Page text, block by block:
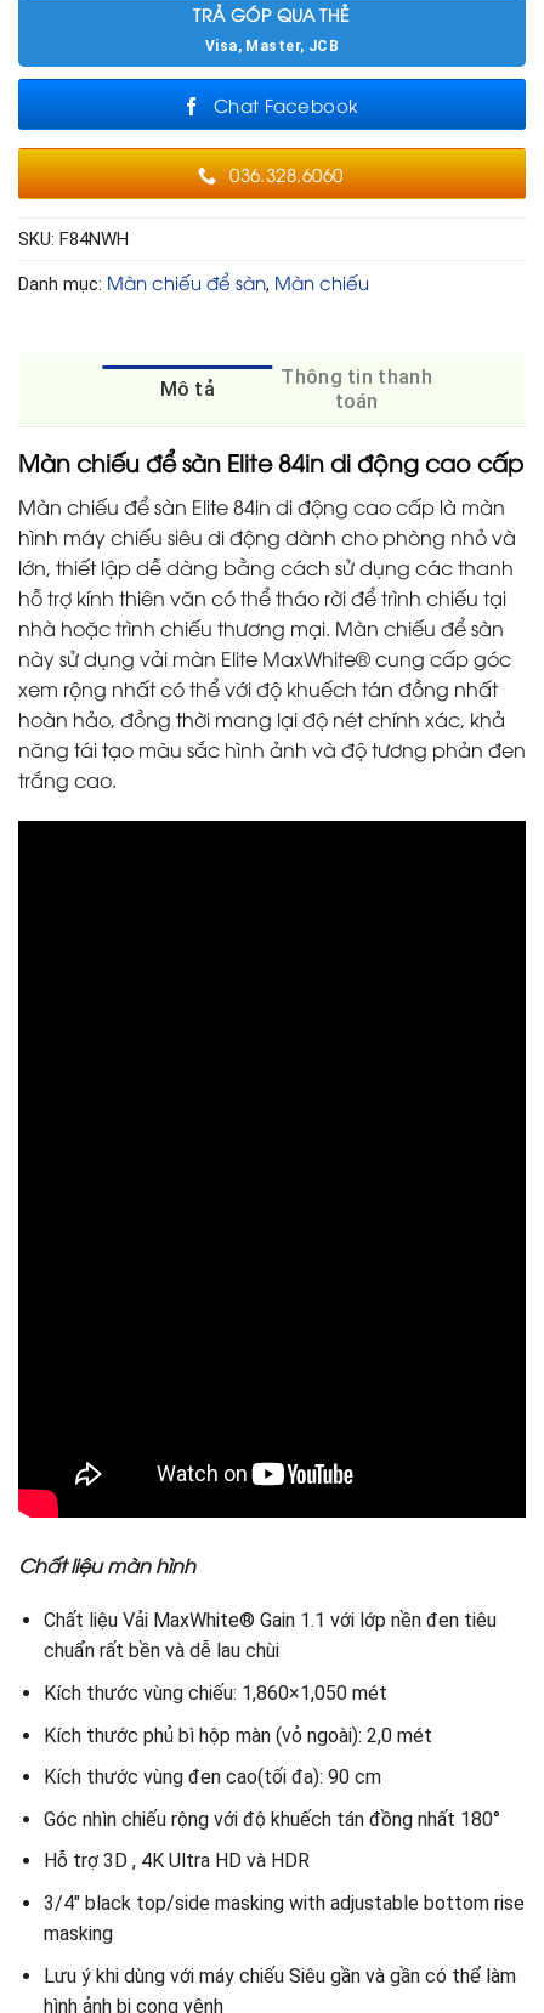
TRẢ GÓP QUA THẺ
Visa, Master, JCB
Chat Facebook
036.328.6060
SKU: F84NWH
Danh mục: Màn chiếu để sàn, Màn chiếu
Mô tả
Thông tin thanh
toán
Màn chiếu để sàn Elite 84in di động cao cấp
Màn chiếu để sàn Elite 84in di động cao cấp là màn
hình máy chiếu siêu di động dành cho phòng nhỏ và
lớn, thiết lập dễ dàng bằng cách sử dụng các thanh
hỗ trợ kính thiên văn có thể tháo rời để trình chiếu tại
nhà hoặc trình chiếu thương mại. Màn chiếu để sàn
này sử dụng vải màn Elite MaxWhite® cung cấp góc
xem rộng nhất có thể với độ khuếch tán đồng nhất
hoàn hảo, đồng thời mang lại độ nét chính xác, khả
năng tái tạo màu sắc hình ảnh và độ tương phản đen
trắng cao.
Chất liệu màn hình
Chất liệu Vải MaxWhite® Gain 1.1 với lớp nền đen tiêu
chuẩn rất bền và dễ lau chùi
Kích thước vùng chiếu: 1,860×1,050 mét
Kích thước phủ bì hộp màn (vỏ ngoài): 2,0 mét
Kích thước vùng đen cao(tối đa): 90 cm
Góc nhìn chiếu rộng với độ khuếch tán đồng nhất 180°
Hỗ trợ 3D , 4K Ultra HD và HDR
3/4″ black top/side masking with adjustable bottom rise
masking
Lưu ý khi dùng với máy chiếu Siêu gần và gần có thể làm
hình ảnh bị cong vênh